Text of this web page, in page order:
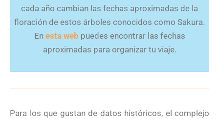
cada año cambian las fechas aproximadas de la
floración de estos árboles conocidos como Sakura.
En esta web puedes encontrar las fechas
aproximadas para organizar tu viaje.
Para los que gustan de datos históricos, el complejo